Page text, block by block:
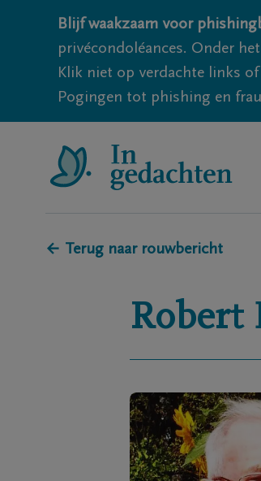
Blijf waakzaam voor
privécondoléances. Onder
Klik niet op verdachte links
Pogingen tot phishing en
← Terug naar rouwbericht
Robert